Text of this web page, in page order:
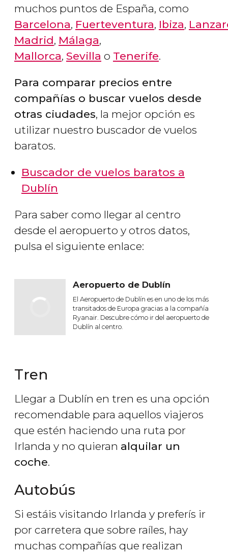
muchos puntos de España, como
Barcelona, Fuerteventura, Ibiza,
Madrid, Málaga,
Mallorca, Sevilla o Tenerife.
Para comparar precios entre
compañías o buscar vuelos desde
otras ciudades, la mejor opción es
utilizar nuestro buscador de vuelos
baratos.
Buscador de vuelos baratos a
Dublín
Para saber como llegar al centro
desde el aeropuerto y otros datos,
pulsa el siguiente enlace:
Aeropuerto de Dublín
El Aeropuerto de Dublín es en uno de los más
transitados de Europa gracias a la compañía
Ryanair. Descubre cómo ir del aeropuerto de
Dublín al centro.
Tren
Llegar a Dublín en tren es una opción
recomendable para aquellos viajeros
que estén haciendo una ruta por
Irlanda y no quieran alquilar un
coche.
Autobús
Si estáis visitando Irlanda y preferís ir
por carretera que sobre raíles, hay
muchas compañías que realizan